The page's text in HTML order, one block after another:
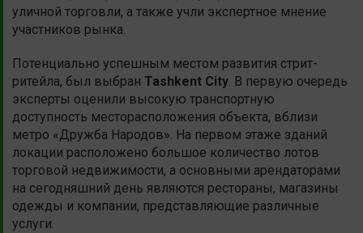
уличной торговли, а также учли экспертное мнение
участников рынка.
Потенциально успешным местом развития стрит-
ритейла, был выбран Tashkent City. В первую очередь
эксперты оценили высокую транспортную
доступность месторасположения объекта, вблизи
метро «Дружба Народов». На первом этаже зданий
локации расположено большое количество лотов
торговой недвижимости, а основными арендаторами
на сегодняшний день являются рестораны, магазины
одежды и компании, представляющие различные
услуги.